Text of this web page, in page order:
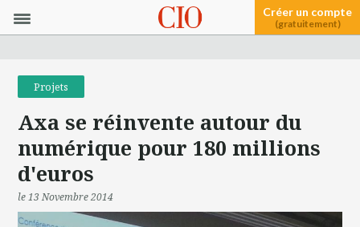
Créer un compte
(gratuitement)
Projets
Axa se réinvente autour du
numérique pour 180 millions
d'euros
le 13 Novembre 2014